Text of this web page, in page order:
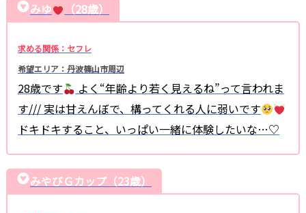
みゆ （28歳）
求める関係：セフレ
希望エリア：丹波篠山市周辺
28歳です
よく“年齢より若く見えるね”って言われま
す/// 実は甘えんぼで、構ってくれる人に弱いです
ドキドキすること、いっぱい一緒に体験したいな…♡
みやびＧカップ（23歳）